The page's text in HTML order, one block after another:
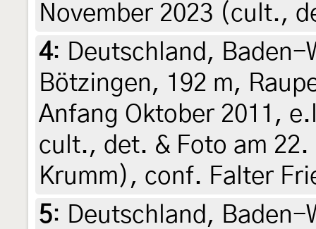
November 2023 (cult.,
4: Deutschland,
Bötzingen, 192 m,
Anfang Oktober 2011,
cult., det. & Foto am 22.
Krumm), conf. Falter
5: Deutschland,